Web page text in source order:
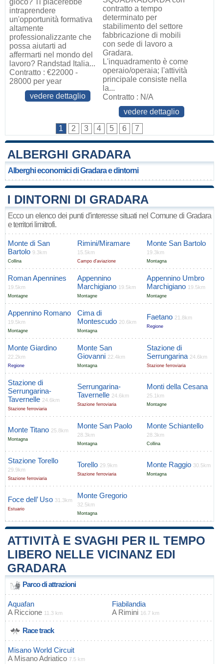
gioco? Ti piacerebbe
intraprendere
un'opportunità formativa
altamente
professionalizzante che
possa aiutarti ad
affermarti nel mondo del
lavoro? Randstad Italia...
Contratto : €22000 -
28000 per year
vedere dettaglio
contratto a tempo
determinato per
stabilimento del settore
fabbricazione di mobili
con sede di lavoro a
Gradara.
L'inquadramento è come
operaio/operaia; l'attività
principale consiste nella
la...
Contratto : N/A
vedere dettaglio
1
2 3 4 5 6 7
ALBERGHI GRADARA
Alberghi economici di Gradara e dintorni
I DINTORNI DI GRADARA
Ecco un elenco dei punti d'interesse situati nel Comune di Gradara
e territori limitrofi.
Monte di San
Bartolo 9.3km
Collina
Rimini/Miramare
15.5km
Campo d'aviazione
Monte San Bartolo
19.3km
Montagna
Roman Apennines
19.5km
Montagne
Appennino
Marchigiano 19.5km
Montagne
Appennino Umbro
Marchigiano 19.5km
Montagne
Appennino Romano
19.5km
Montagne
Cima di
Montescudo 20.6km
Montagna
Faetano 21.8km
Regione
Monte Giardino
22.2km
Regione
Monte San
Giovanni 22.4km
Montagna
Stazione di
Serrungarina 24.6km
Stazione ferroviaria
Stazione di
Serrungarina-
Tavernelle 24.6km
Stazione ferroviaria
Serrungarina-
Tavernelle 24.6km
Stazione ferroviaria
Monti della Cesana
25.1km
Montagne
Monte Titano 25.8km
Montagna
Monte San Paolo
28.3km
Montagna
Monte Schiantello
28.3km
Collina
Stazione Torello
29.9km
Stazione ferroviaria
Torello 29.9km
Stazione ferroviaria
Monte Raggio 30.5km
Montagna
Foce dell’ Uso 31.3km
Estuario
Monte Gregorio
32.5km
Montagna
ATTIVITÀ E SVAGHI PER IL TEMPO
LIBERO NELLE VICINANZ EDI
GRADARA
Parco di attrazioni
Aquafan
A Riccione 11.3 km
Fiabilandia
A Rimini 16.7 km
Race track
Misano World Circuit
A Misano Adriatico 7.5 km